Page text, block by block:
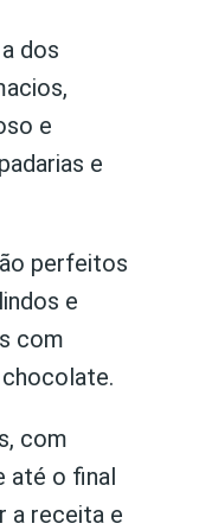
dos
e
e
perfeitos
e
com
com
até o final
a receita e